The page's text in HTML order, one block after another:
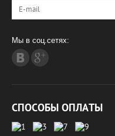
Мы в соц.сетях:
СПОСОБЫ ОПЛАТЫ